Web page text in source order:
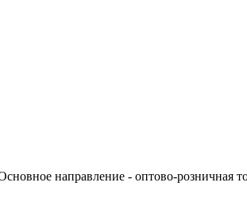
направление - оптово-розничная